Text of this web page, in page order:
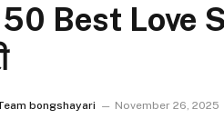
Best Love
bongshayari November 26, 2025